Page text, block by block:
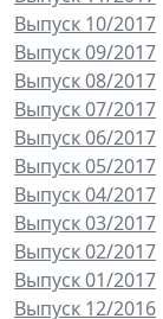
Выпуск 10/2017
Выпуск 09/2017
Выпуск 08/2017
Выпуск 07/2017
Выпуск 06/2017
Выпуск 05/2017
Выпуск 04/2017
Выпуск 03/2017
Выпуск 02/2017
Выпуск 01/2017
Выпуск 12/2016